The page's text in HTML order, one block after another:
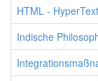
HTML -
Indische